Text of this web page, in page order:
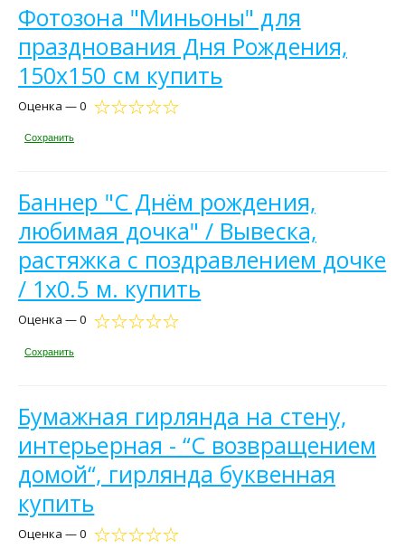
Фотозона "Миньоны" для
празднования Дня Рождения,
150x150 см купить
Оценка — 0
Сохранить
Баннер "С Днём рождения,
любимая дочка" / Вывеска,
растяжка с поздравлением дочке
/ 1x0.5 м. купить
Оценка — 0
Сохранить
Бумажная гирлянда на стену,
интерьерная - “С возвращением
домой“, гирлянда буквенная
купить
Оценка — 0